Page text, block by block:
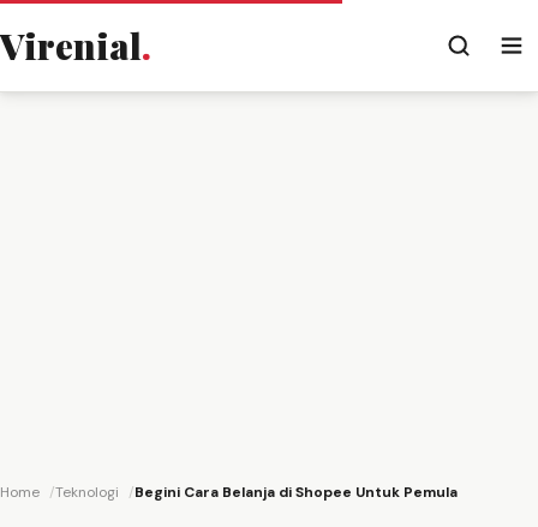
Virenial.
Home Teknologi Begini Cara Belanja di Shopee Untuk Pemula